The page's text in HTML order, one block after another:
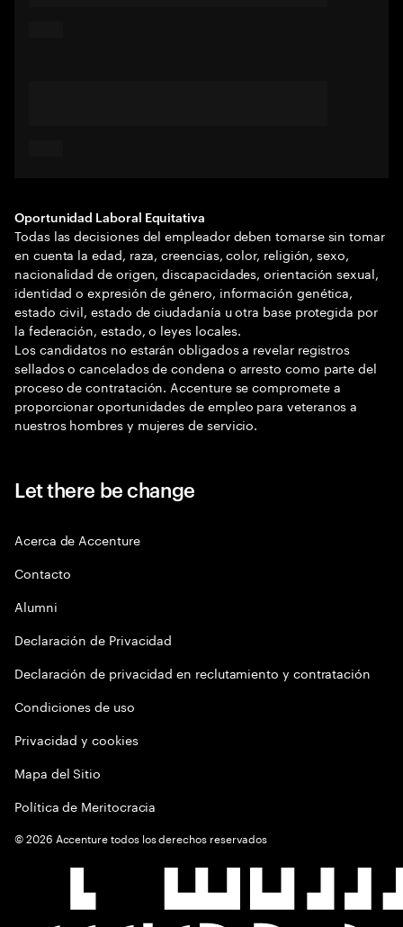
Oportunidad Laboral Equitativa
Todas las decisiones del empleador deben tomarse sin tomar
en cuenta la edad, raza, creencias, color, religión, sexo,
nacionalidad de origen, discapacidades, orientación sexual,
identidad o expresión de género, información genética,
estado civil, estado de ciudadanía u otra base protegida por
la federación, estado, o leyes locales.
Los candidatos no estarán obligados a revelar registros
sellados o cancelados de condena o arresto como parte del
proceso de contratación. Accenture se compromete a
proporcionar oportunidades de empleo para veteranos a
nuestros hombres y mujeres de servicio.
Let there be change
Acerca de Accenture
Contacto
Alumni
Declaración de Privacidad
Declaración de privacidad en reclutamiento y contratación
Condiciones de uso
Privacidad y cookies
Mapa del Sitio
Política de Meritocracia
©2026 Accenture todos los derechos reservados